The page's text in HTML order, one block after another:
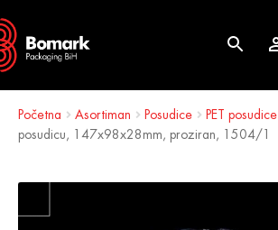
Skip
to
navigation
Skip
to
content
Početna Asortiman Posudice PET posudice
posudicu, 147x98x28mm, proziran, 1504/1